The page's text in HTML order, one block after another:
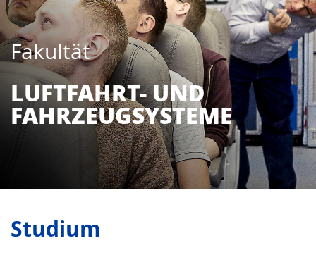
Fakultät
LUFTFAHRT- UND
FAHRZEUGSYSTEME
Studium